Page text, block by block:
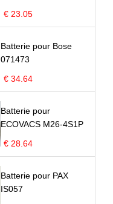
€ 23.05
Batterie pour Bose
071473
€ 34.64
Batterie pour
ECOVACS M26-4S1P
€ 28.64
Batterie pour PAX
IS057